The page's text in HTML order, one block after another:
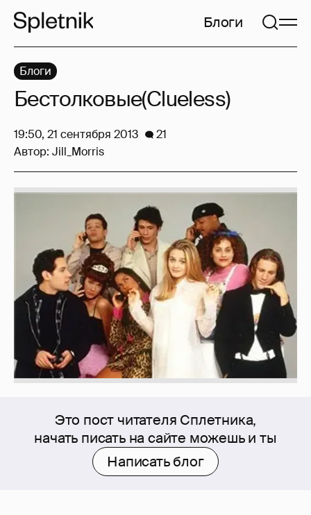
Блоги
Это пост читателя Сплетника,
начать писать на сайте можешь и ты
Написать блог
Блоги
Бестолковые(Clueless)
19:50, 21 сентября 2013
21
Автор: Jill_Morris